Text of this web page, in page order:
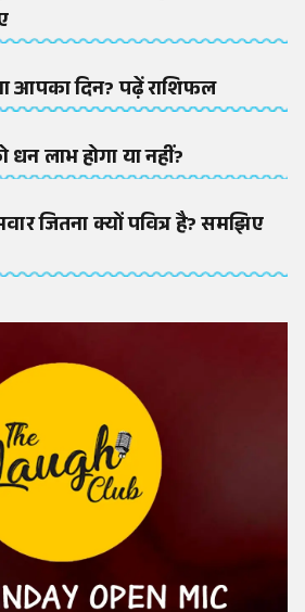
आपका दिन? पढ़ें राशिफल
लाभ होगा या नहीं?
जितना क्यों पवित्र है? समझिए